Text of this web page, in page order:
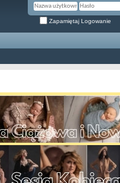
Zapamiętaj Logowanie